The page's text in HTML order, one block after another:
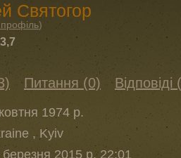
Святогор
)
Питання (0) Відповіді
1974 р.
, Kyiv
березня 2015 р. 22:01